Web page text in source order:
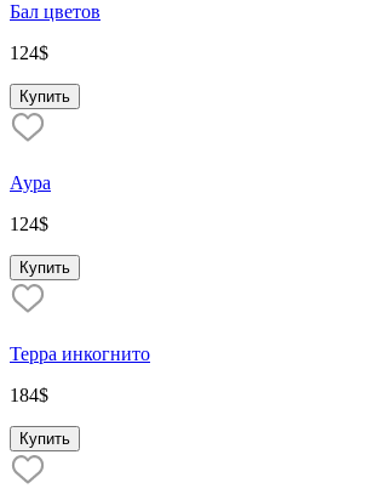
Бал цветов
124$
Купить
Аура
124$
Купить
Терра инкогнито
184$
Купить